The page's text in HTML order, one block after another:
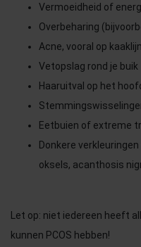
Vermoeidheid of
Overbeharing
Acne, vooral op
Vetopslag rond je buik
Haaruitval op het
Eetbuien of extreme
Donkere
oksels, acanthosis
Let op: niet iedereen heeft
kunnen PCOS hebben!